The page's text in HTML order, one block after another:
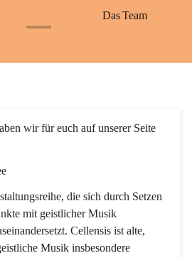
Das Team
wir für euch auf unserer Seite
die sich durch Setzen
mit geistlicher Musik
Cellensis ist alte,
Musik insbesondere